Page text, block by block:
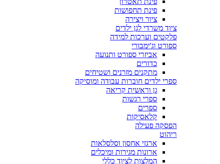
פינת תחפושות
ציור ויצירה
ציוד משרדי לגן ילדים
פלקטים וערכות למידה
ספורט וג'ימבורי
אביזרי ספורט ותנועה
כדורים
מתקנים מזרנים ושטיחים
ספרי ילדים חוברות עבודה ומוסיקה
גן וראשית קריאה
ספרי רגשות
ספרים
קלאסיקות
הפסקה פעילה
ריהוט
ארגזי אחסון וסלסלאות
ארונות מגירות ומיכלים
המלצות לציוד כללי